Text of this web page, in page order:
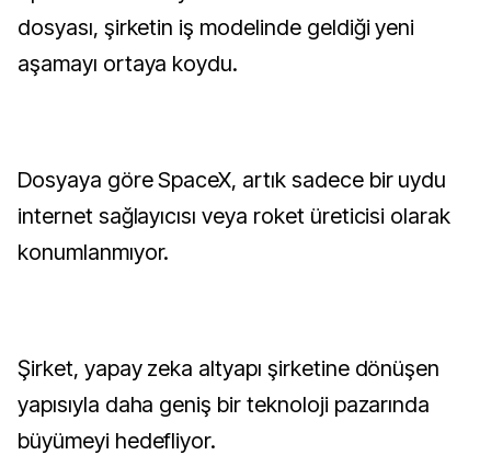
dosyası, şirketin iş modelinde geldiği yeni
aşamayı ortaya koydu.
Dosyaya göre SpaceX, artık sadece bir uydu
internet sağlayıcısı veya roket üreticisi olarak
konumlanmıyor.
Şirket, yapay zeka altyapı şirketine dönüşen
yapısıyla daha geniş bir teknoloji pazarında
büyümeyi hedefliyor.